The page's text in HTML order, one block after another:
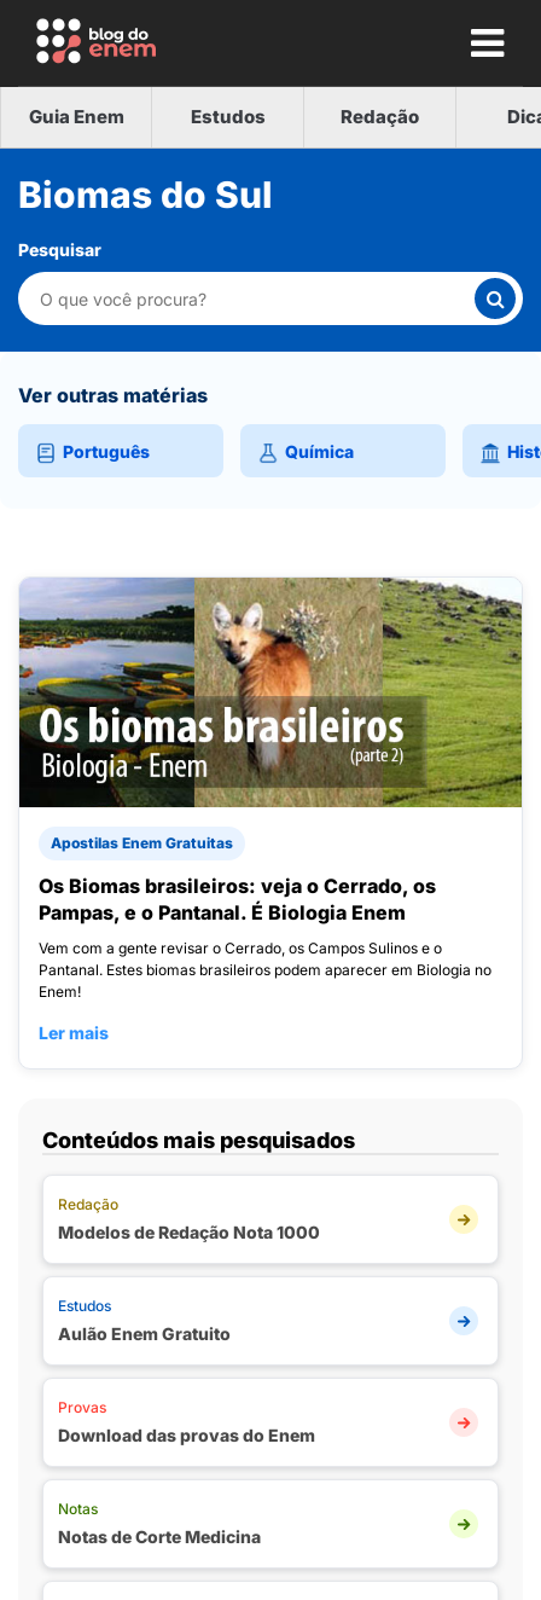
Guia Enem Estudos Redação
Biomas do Sul
Pesquisar
Ver outras matérias
Português Química
Apostilas Enem Gratuitas
Os Biomas brasileiros: veja o Cerrado, os
Pampas, e o Pantanal. É Biologia Enem
Vem com a gente revisar o Cerrado, os Campos Sulinos e o
Pantanal. Estes biomas brasileiros podem aparecer em Biologia no
Enem!
Ler mais
Conteúdos mais pesquisados
Redação
Modelos de Redação Nota 1000
Estudos
Aulão Enem Gratuito
Provas
Download das provas do Enem
Notas
Notas de Corte Medicina